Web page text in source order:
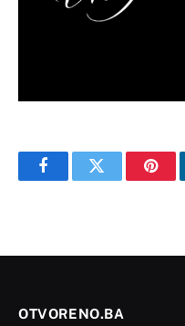
FacebookTwitter
OTVORENO.BA